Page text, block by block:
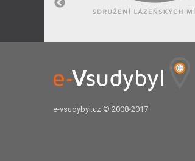
e-vsudybyl.cz © 2008-2017